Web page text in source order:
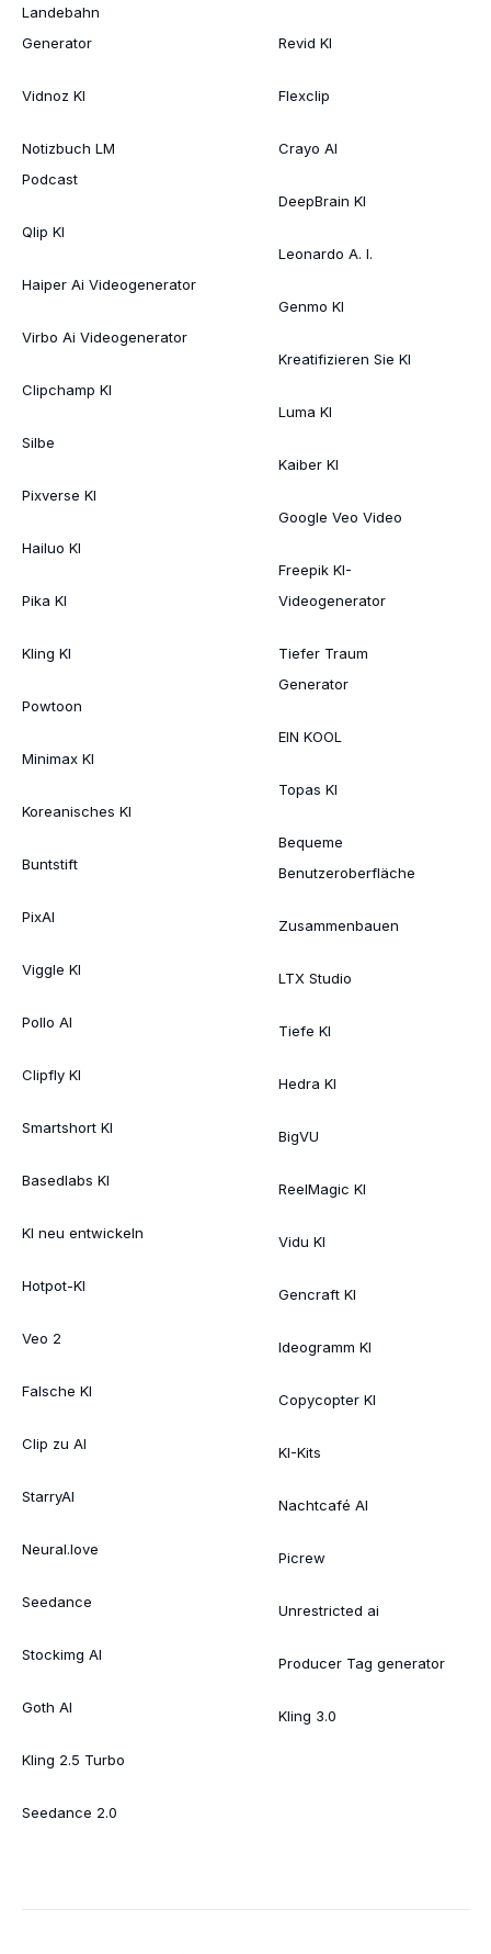
Landebahn
Generator
Vidnoz KI
Notizbuch LM
Podcast
Qlip KI
Haiper Ai Videogenerator
Virbo Ai Videogenerator
Clipchamp KI
Silbe
Pixverse KI
Hailuo KI
Pika KI
Kling KI
Powtoon
Minimax KI
Koreanisches KI
Buntstift
PixAI
Viggle KI
Pollo AI
Clipfly KI
Smartshort KI
Basedlabs KI
KI neu entwickeln
Hotpot-KI
Veo 2
Falsche KI
Clip zu AI
StarryAI
Neural.love
Seedance
Stockimg AI
Goth AI
Kling 2.5 Turbo
Seedance 2.0
Revid KI
Flexclip
Crayo AI
DeepBrain KI
Leonardo A. I.
Genmo KI
Kreatifizieren Sie KI
Luma KI
Kaiber KI
Google Veo Video
Freepik KI-
Videogenerator
Tiefer Traum
Generator
EIN KOOL
Topas KI
Bequeme
Benutzeroberfläche
Zusammenbauen
LTX Studio
Tiefe KI
Hedra KI
BigVU
ReelMagic KI
Vidu KI
Gencraft KI
Ideogramm KI
Copycopter KI
KI-Kits
Nachtcafé AI
Picrew
Unrestricted ai
Producer Tag generator
Kling 3.0